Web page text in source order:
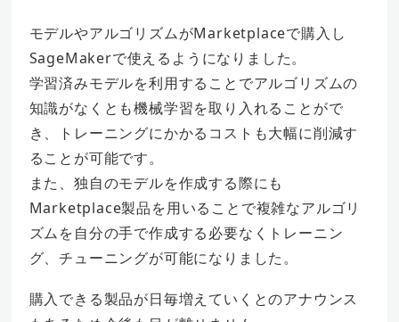
モデルやアルゴリズムがMarketplaceで購入し
SageMakerで使えるようになりました。
学習済みモデルを利用することでアルゴリズムの
知識がなくとも機械学習を取り入れることがで
き、トレーニングにかかるコストも大幅に削減す
ることが可能です。
また、独自のモデルを作成する際にも
Marketplace製品を用いることで複雑なアルゴリ
ズムを自分の手で作成する必要なくトレーニン
グ、チューニングが可能になりました。
購入できる製品が日毎増えていくとのアナウンス